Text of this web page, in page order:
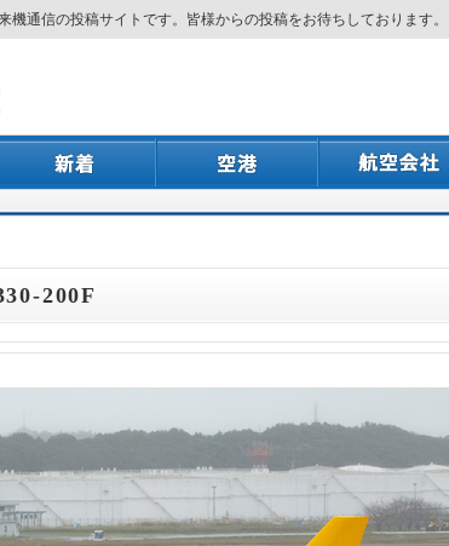
通信の投稿サイトです。皆様からの投稿をお待ちしております。
200F